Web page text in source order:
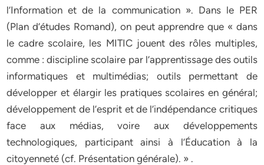
l’Information et de la communication ». Dans le PER
(Plan d’études Romand), on peut apprendre que « dans
le cadre scolaire, les MITIC jouent des rôles multiples,
comme : discipline scolaire par l’apprentissage des outils
informatiques et multimédias; outils permettant de
développer et élargir les pratiques scolaires en général;
développement de l’esprit et de l’indépendance critiques
face aux médias, voire aux développements
technologiques, participant ainsi à l’Éducation à la
citoyenneté (cf. Présentation générale). » .